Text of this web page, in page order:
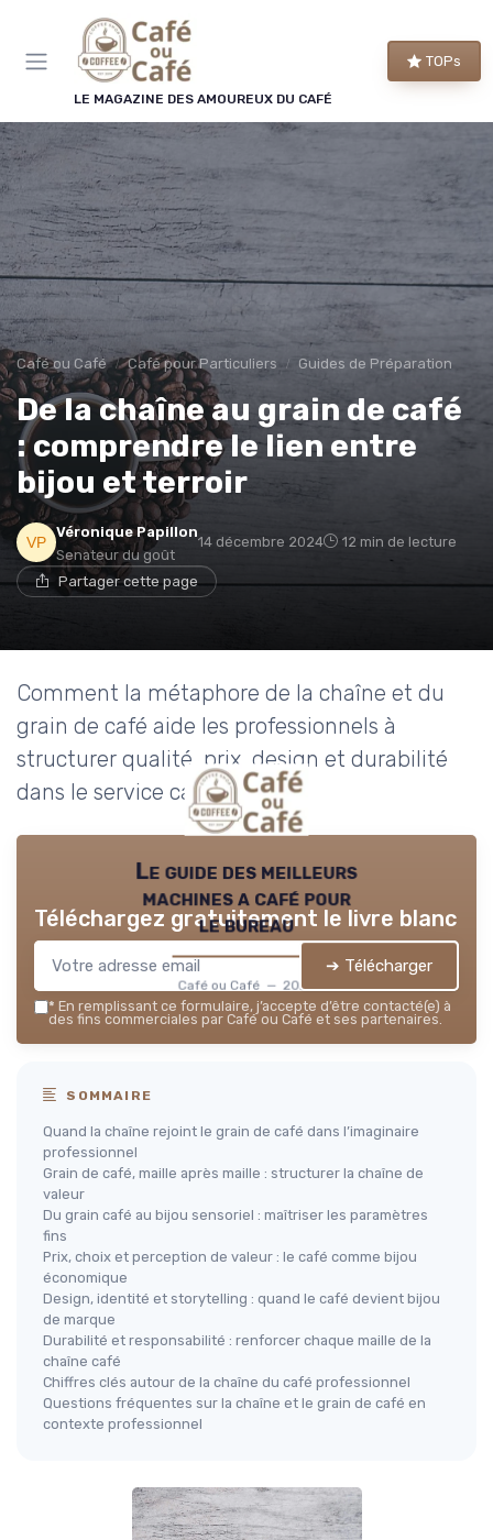
LE MAGAZINE DES AMOUREUX DU CAFÉ
TOPs
Café ou Café Café pour Particuliers Guides de Préparation
De la chaîne au grain de café
: comprendre le lien entre
bijou et terroir
Véronique Papillon
Senateur du goût
14 décembre 2024 12 min de lecture
Partager cette page
Comment la métaphore de la chaîne et du
grain de café aide les professionnels à
structurer qualité, prix, design et durabilité
dans le service café.
Le guide des meilleurs
machines a café pour
le bureau
Café ou Café — 2026
Téléchargez gratuitement le livre blanc
➔ Télécharger
* En remplissant ce formulaire, j’accepte d’être contacté(e) à
des fins commerciales par Café ou Café et ses partenaires.
SOMMAIRE
Quand la chaîne rejoint le grain de café dans l’imaginaire
professionnel
Grain de café, maille après maille : structurer la chaîne de
valeur
Du grain café au bijou sensoriel : maîtriser les paramètres
fins
Prix, choix et perception de valeur : le café comme bijou
économique
Design, identité et storytelling : quand le café devient bijou
de marque
Durabilité et responsabilité : renforcer chaque maille de la
chaîne café
Chiffres clés autour de la chaîne du café professionnel
Questions fréquentes sur la chaîne et le grain de café en
contexte professionnel
×
LE CLUB CAFÉ OU CAFÉ
Rejoignez le club des
amoureux du café !
Chaque semaine, nos meilleures sélections de
machines et de cafés, les bons plans repérés par
la rédaction et les conseils qui changent vraiment
le goût de votre tasse.
Bons plans Guides d'achat
Conseils barista
→ Je rejoins le club
* En rejoignant le club, j'accepte de recevoir les emails
Panneau de gestion des cookies